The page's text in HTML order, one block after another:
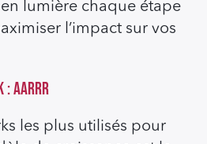
lumière chaque étape
l’impact sur vos
AARRR
les plus utilisés pour